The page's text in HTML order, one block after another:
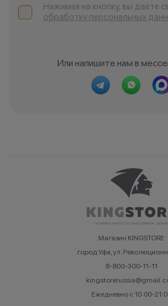
Нажимая на кнопку, вы даёте
обработку персональных
Или напишите нам в
Магазин KINGSTORE
город Уфа, ул.
8-800-300-11-11
Ежедневно с 10:00-